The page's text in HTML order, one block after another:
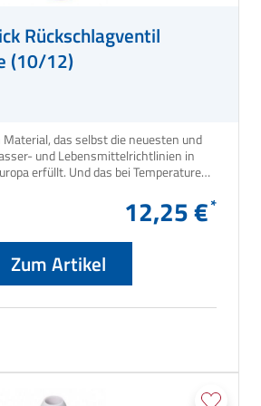
Rückschlagventil
(10/12)
das selbst die neuesten und
und Lebensmittelrichtlinien in
erfüllt. Und das bei Temperaturen
12,25 €
Zum Artikel